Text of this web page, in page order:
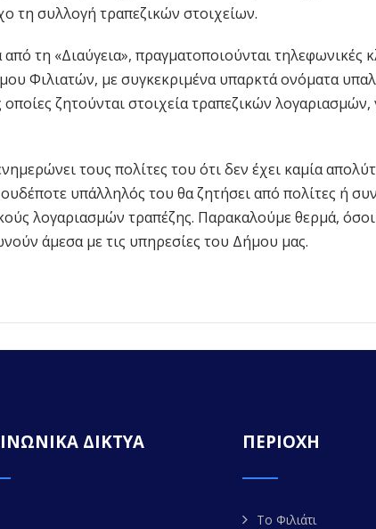
τη συλλογή τραπεζικών στοιχείων.
τη «Διαύγεια», πραγματοποιούνται τηλεφωνικές
Φιλιατών, με συγκεκριμένα υπαρκτά ονόματα
ζητούνται στοιχεία τραπεζικών
τους πολίτες του ότι δεν έχει καμία
ουδέποτε υπάλληλός του θα ζητήσει από πολίτες ή
λογαριασμών τραπέζης. Παρακαλούμε θερμά,
άμεσα με τις υπηρεσίες του Δήμου μας.
ΔΙΚΤΥΑ ΠΕΡΙΟΧΗ
Το Φιλιάτι